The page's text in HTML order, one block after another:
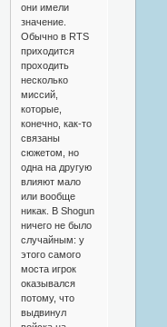
они имели
значение.
Обычно в RTS
приходится
проходить
несколько
миссий,
которые,
конечно, как-то
связаны
сюжетом, но
одна на другую
влияют мало
или вообще
никак. В Shogun
ничего не было
случайным: у
этого самого
моста игрок
оказывался
потому, что
выдвинул